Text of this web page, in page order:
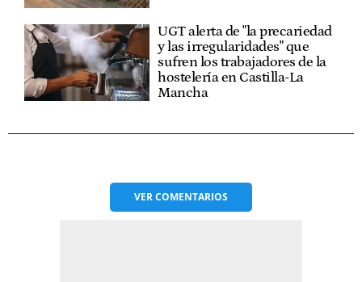
UGT alerta de "la precariedad
y las irregularidades" que
sufren los trabajadores de la
hostelería en Castilla-La
Mancha
VERCOMENTARIOS